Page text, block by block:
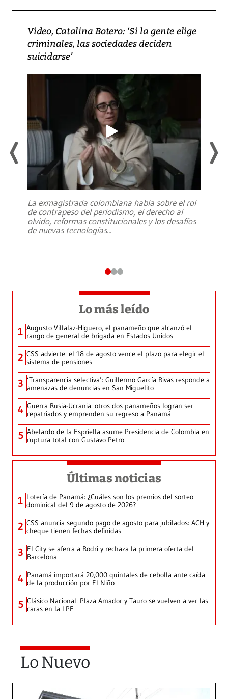
Video, Catalina Botero: ‘Si la gente elige
criminales, las sociedades deciden
suicidarse’
La exmagistrada colombiana habla sobre el rol
de contrapeso del periodismo, el derecho al
olvido, reformas constitucionales y los desafíos
de nuevas tecnologías...
Lo más leído
1 Augusto Villalaz-Higuero, el panameño que alcanzó el
rango de general de brigada en Estados Unidos
2 CSS advierte: el 18 de agosto vence el plazo para elegir el
sistema de pensiones
3 ‘Transparencia selectiva’: Guillermo García Rivas responde a
amenazas de denuncias en San Miguelito
4 Guerra Rusia-Ucrania: otros dos panameños logran ser
repatriados y emprenden su regreso a Panamá
5 Abelardo de la Espriella asume Presidencia de Colombia en
ruptura total con Gustavo Petro
Últimas noticias
1 Lotería de Panamá: ¿Cuáles son los premios del sorteo
dominical del 9 de agosto de 2026?
2 CSS anuncia segundo pago de agosto para jubilados: ACH y
cheque tienen fechas definidas
3 El City se aferra a Rodri y rechaza la primera oferta del
Barcelona
4 Panamá importará 20,000 quintales de cebolla ante caída
de la producción por El Niño
5 Clásico Nacional: Plaza Amador y Tauro se vuelven a ver las
caras en la LPF
Lo Nuevo